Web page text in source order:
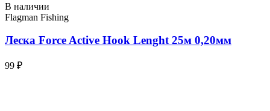
В наличии
Flagman Fishing
Леска Force Active Hook Lenght 25м 0,20мм
99 ₽